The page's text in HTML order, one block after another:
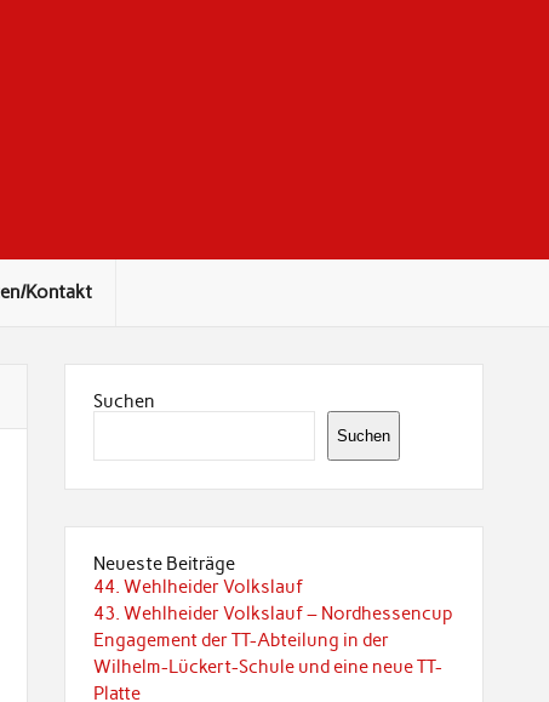
Kontakt
Suchen
Suchen
Neueste Beiträge
44. Wehlheider Volkslauf
43. Wehlheider Volkslauf – Nordhessencup
Engagement der TT-Abteilung in der
Wilhelm-Lückert-Schule und eine neue TT-
Platte